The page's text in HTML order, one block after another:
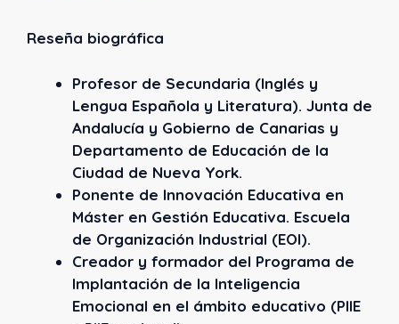
Reseña biográfica
Profesor de Secundaria (Inglés y
Lengua Española y Literatura). Junta de
Andalucía y Gobierno de Canarias y
Departamento de Educación de la
Ciudad de Nueva York.
Ponente de Innovación Educativa en
Máster en Gestión Educativa. Escuela
de Organización Industrial (EOI).
Creador y formador del Programa de
Implantación de la Inteligencia
Emocional en el ámbito educativo (PIIE